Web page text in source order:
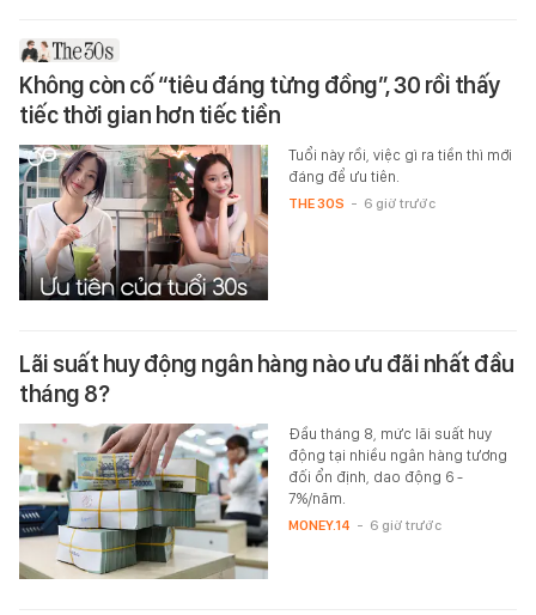
Không còn cố “tiêu đáng từng đồng”, 30 rồi thấy
tiếc thời gian hơn tiếc tiền
Tuổi này rồi, việc gì ra tiền thì mới
đáng để ưu tiên.
THE 30S - 6 giờ trước
Lãi suất huy động ngân hàng nào ưu đãi nhất đầu
tháng 8?
Đầu tháng 8, mức lãi suất huy
động tại nhiều ngân hàng tương
đối ổn định, dao động 6 -
7%/năm.
MONEY.14 - 6 giờ trước